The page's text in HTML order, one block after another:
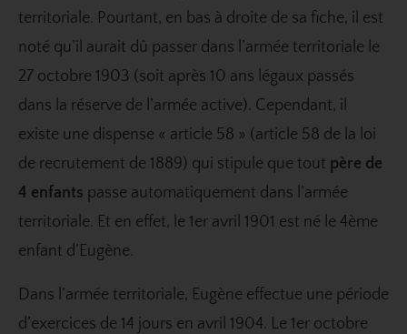
territoriale. Pourtant, en bas à droite de sa fiche, il est
noté qu’il aurait dû passer dans l’armée territoriale le
27 octobre 1903 (soit après 10 ans légaux passés
dans la réserve de l’armée active). Cependant, il
existe une dispense « article 58 » (article 58 de la loi
de recrutement de 1889) qui stipule que tout père de
4 enfants passe automatiquement dans l’armée
territoriale. Et en effet, le 1er avril 1901 est né le 4ème
enfant d’Eugène.
Dans l’armée territoriale, Eugène effectue une période
d’exercices de 14 jours en avril 1904. Le 1er octobre